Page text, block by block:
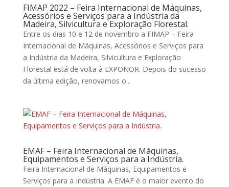
FIMAP 2022 – Feira Internacional de Máquinas,
Acessórios e Serviços para a Indústria da
Madeira, Silvicultura e Exploração Florestal.
Entre os dias 10 e 12 de novembro a FIMAP – Feira
Internacional de Máquinas, Acessórios e Serviços para
a Indústria da Madeira, Silvicultura e Exploração
Florestal está de volta à EXPONOR. Depois do sucesso
da última edição, renovamos o...
EMAF – Feira Internacional de Máquinas,
Equipamentos e Serviços para a Indústria.
Feira Internacional de Máquinas, Equipamentos e
Serviços para a Indústria. A EMAF é o maior evento do